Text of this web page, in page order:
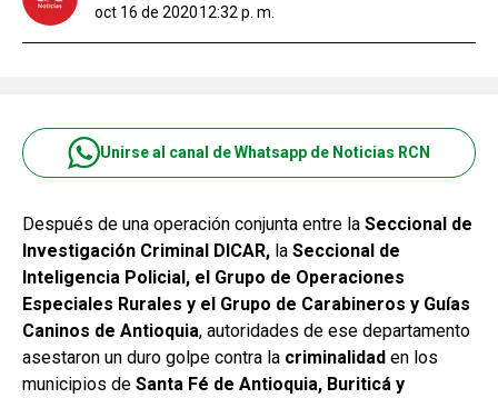
oct 16 de 202012:32 p. m.
Unirse al canal de Whatsapp de Noticias RCN
Después de una operación conjunta entre la Seccional de
Investigación Criminal DICAR, la Seccional de
Inteligencia Policial, el Grupo de Operaciones
Especiales Rurales y el Grupo de Carabineros y Guías
Caninos de Antioquia, autoridades de ese departamento
asestaron un duro golpe contra la criminalidad en los
municipios de Santa Fé de Antioquia, Buriticá y